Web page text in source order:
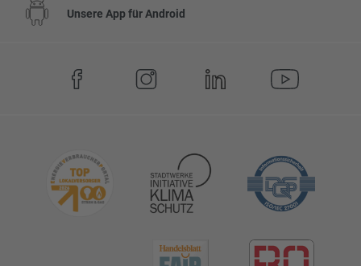
Unsere App für Android